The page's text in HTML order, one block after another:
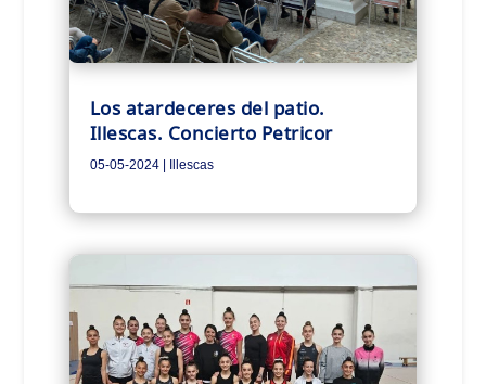
Los atardeceres del patio.
Illescas. Concierto Petricor
05-05-2024| Illescas